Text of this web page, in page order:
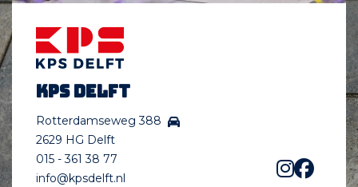
KPS Delft
Rotterdamseweg 388
2629 HG Delft
015 - 361 38 77
info@kpsdelft.nl